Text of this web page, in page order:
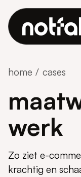
home cases
werk
Zo ziet e-
krachtig en